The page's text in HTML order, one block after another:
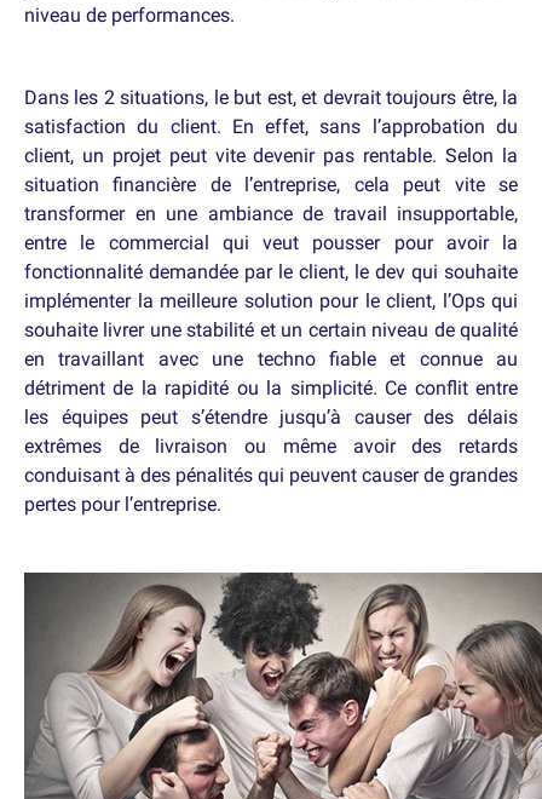
niveau de performances.
Dans les 2 situations, le but est, et devrait toujours être, la
satisfaction du client. En effet, sans l’approbation du
client, un projet peut vite devenir pas rentable. Selon la
situation financière de l’entreprise, cela peut vite se
transformer en une ambiance de travail insupportable,
entre le commercial qui veut pousser pour avoir la
fonctionnalité demandée par le client, le dev qui souhaite
implémenter la meilleure solution pour le client, l’Ops qui
souhaite livrer une stabilité et un certain niveau de qualité
en travaillant avec une techno fiable et connue au
détriment de la rapidité ou la simplicité. Ce conflit entre
les équipes peut s’étendre jusqu’à causer des délais
extrêmes de livraison ou même avoir des retards
conduisant à des pénalités qui peuvent causer de grandes
pertes pour l’entreprise.